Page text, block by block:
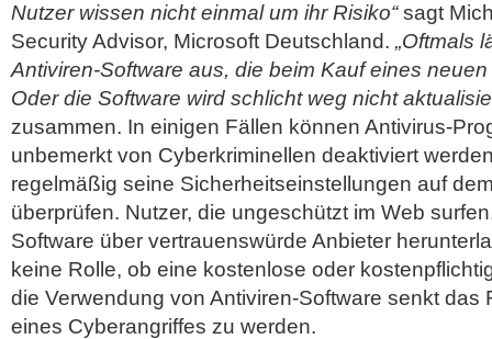
Nutzer wissen nicht einmal um ihr Risiko“sagt
Security Advisor, Microsoft Deutschland. „Oftmals
Antiviren-Software aus, die beim Kauf eines
Oder die Software wird schlicht weg nicht
zusammen. In einigen Fällen können Antivirus-
unbemerkt von Cyberkriminellen deaktiviert
regelmäßig seine Sicherheitseinstellungen auf
überprüfen. Nutzer, die ungeschützt im Web
Software über vertrauenswürde Anbieter
keine Rolle, ob eine kostenlose oder
die Verwendung von Antiviren-Software senkt das
eines Cyberangriffes zu werden.